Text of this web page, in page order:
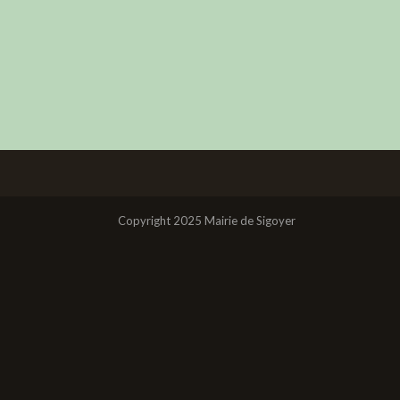
Copyright 2025 Mairie de Sigoyer